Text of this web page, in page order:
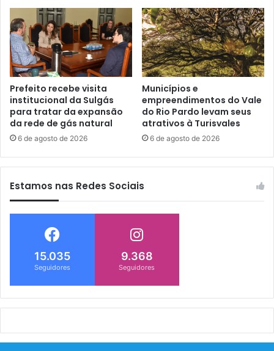
Prefeito recebe visita
institucional da Sulgás
para tratar da expansão
da rede de gás natural
6 de agosto de 2026
Municípios e
empreendimentos do Vale
do Rio Pardo levam seus
atrativos à Turisvales
6 de agosto de 2026
Estamos nas Redes Sociais
15.035
Seguidores
9.368
Seguidores